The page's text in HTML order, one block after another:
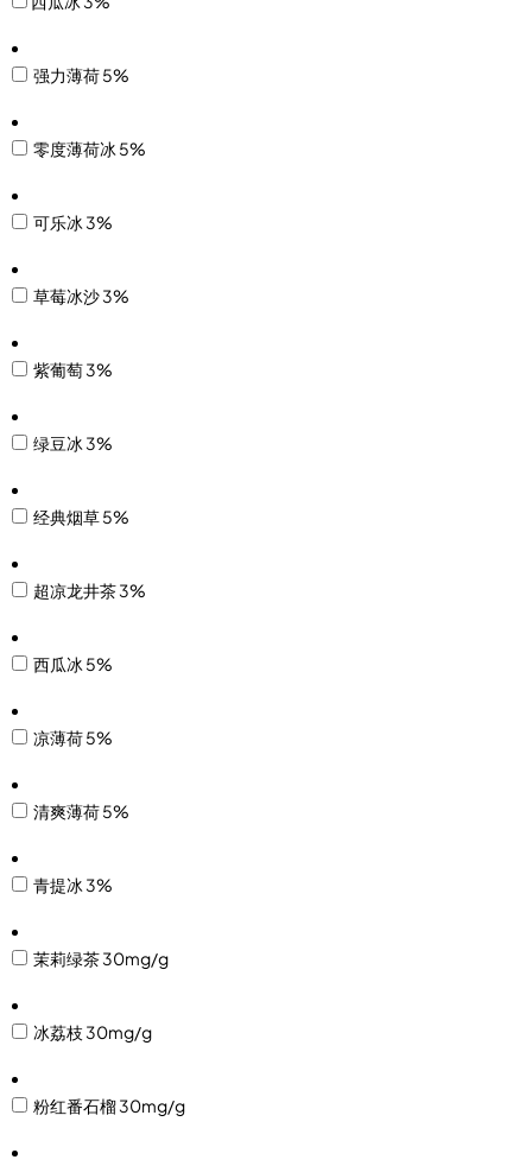
强力薄荷 5%
零度薄荷冰 5%
可乐冰 3%
草莓冰沙 3%
紫葡萄 3%
绿豆冰 3%
经典烟草 5%
超凉龙井茶 3%
西瓜冰 5%
凉薄荷 5%
清爽薄荷 5%
青提冰 3%
茉莉绿茶 30mg/g
冰荔枝 30mg/g
粉红番石榴 30mg/g